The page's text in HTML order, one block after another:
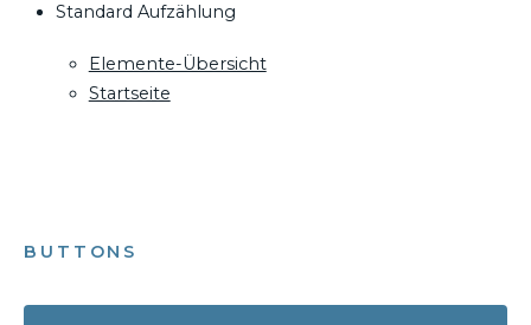
Standard Aufzählung
Elemente-Übersicht
Startseite
BUTTONS